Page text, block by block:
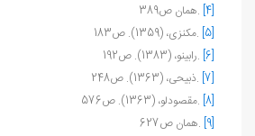
[4] .همان ص389
[5] .مکنزی، (1359). ص183
[6] .رابینو، (1383). ص192
[7] .ذبیحی، (1363). ص248
[8] .مقصودلو، (1363). ص576
[9] .همان ص627